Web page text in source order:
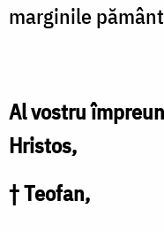
marginile
Al vostru
Hristos,
† Teofan,